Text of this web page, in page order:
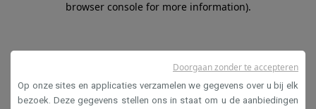
browser console for more information).
Op onze sites en applicaties verzamelen we gegevens over u bij elk
bezoek. Deze gegevens stellen ons in staat om u de aanbiedingen
Doorgaan zonder te accepteren